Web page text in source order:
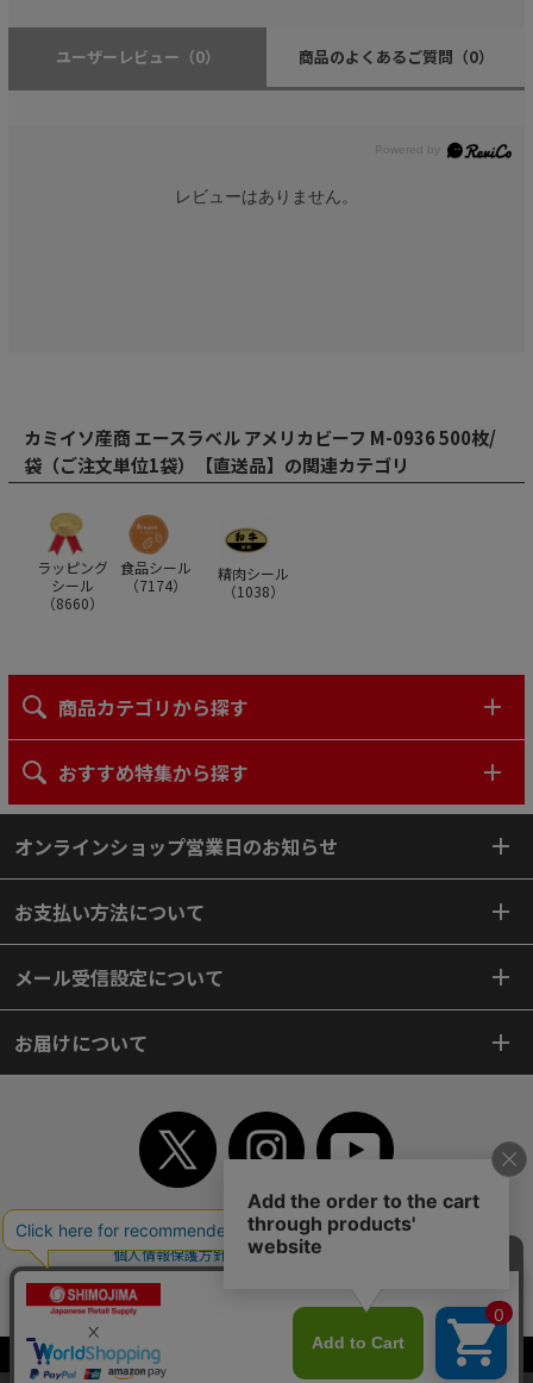
当サイトはクッキー（Cookie）を使用しています。Cookieの使用に同意いた
ユーザーレビュー （0） 商品のよくあるご質問 （0）
レビューはありません。
カミイソ産商 エースラベル アメリカビーフ M-0936 500枚/
袋（ご注文単位1袋）【直送品】の関連カテゴリ
ラッピング
シール
（8660）
食品シール
（7174）
精肉シール
（1038）
商品カテゴリから探す
おすすめ特集から探す
オンラインショップ営業日のお知らせ
お支払い方法について
メール受信設定について
お届けについて
TOP 初めてご利用のお客様へ ご利用案内
ご利用規約
個人情報保護方針
特定商取引法
よくあるご質問
お問い合わせ
サイトマップ
Copyright© 2018 SHIMOJIMA Co.,Ltd. All Rights Reserved.